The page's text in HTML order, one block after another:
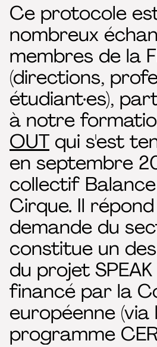
Ce protocole
nombreux
membres de la
(directions,
étudiant·es),
à notre
OUT qui s'est
en septembre
collectif
Cirque. Il
demande du
constitue un
du projet SPEAK
financé par la
européenne (via
programme